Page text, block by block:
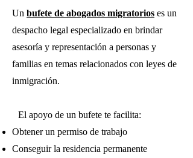
Un bufete de abogados migratorios es un
despacho legal especializado en brindar
asesoría y representación a personas y
familias en temas relacionados con leyes de
inmigración.
El apoyo de un bufete te facilita:
Obtener un permiso de trabajo
Conseguir la residencia permanente